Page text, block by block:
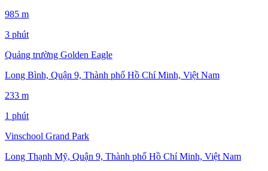
985 m
3 phút
Quảng trường Golden Eagle
Long Bình, Quận 9, Thành phố Hồ Chí Minh, Việt Nam
233 m
1 phút
Vinschool Grand Park
Long Thạnh Mỹ, Quận 9, Thành phố Hồ Chí Minh, Việt Nam